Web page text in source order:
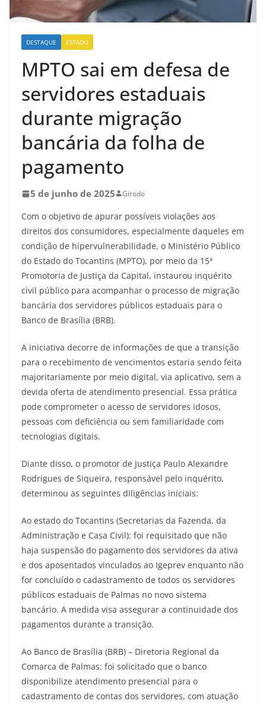
DESTAQUE ESTADO
MPTO sai em defesa de
servidores estaduais
durante migração
bancária da folha de
pagamento
5 de junho de 2025 Girodo
Com o objetivo de apurar possíveis violações aos
direitos dos consumidores, especialmente daqueles em
condição de hipervulnerabilidade, o Ministério Público
do Estado do Tocantins (MPTO), por meio da 15ª
Promotoria de Justiça da Capital, instaurou inquérito
civil público para acompanhar o processo de migração
bancária dos servidores públicos estaduais para o
Banco de Brasília (BRB).
A iniciativa decorre de informações de que a transição
para o recebimento de vencimentos estaria sendo feita
majoritariamente por meio digital, via aplicativo, sem a
devida oferta de atendimento presencial. Essa prática
pode comprometer o acesso de servidores idosos,
pessoas com deficiência ou sem familiaridade com
tecnologias digitais.
Diante disso, o promotor de Justiça Paulo Alexandre
Rodrigues de Siqueira, responsável pelo inquérito,
determinou as seguintes diligências iniciais:
Ao estado do Tocantins (Secretarias da Fazenda, da
Administração e Casa Civil): foi requisitado que não
haja suspensão do pagamento dos servidores da ativa
e dos aposentados vinculados ao Igeprev enquanto não
for concluído o cadastramento de todos os servidores
públicos estaduais de Palmas no novo sistema
bancário. A medida visa assegurar a continuidade dos
pagamentos durante a transição.
Ao Banco de Brasília (BRB) – Diretoria Regional da
Comarca de Palmas: foi solicitado que o banco
disponibilize atendimento presencial para o
cadastramento de contas dos servidores, com atuação